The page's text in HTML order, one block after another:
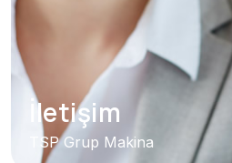
İletişim
TSP Grup Makina